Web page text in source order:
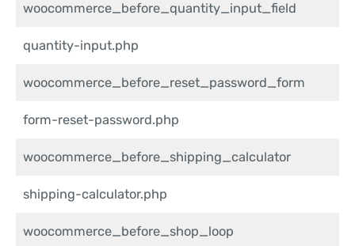
woocommerce_before_quantity_input_field
quantity-input.php
woocommerce_before_reset_password_form
form-reset-password.php
woocommerce_before_shipping_calculator
shipping-calculator.php
woocommerce_before_shop_loop